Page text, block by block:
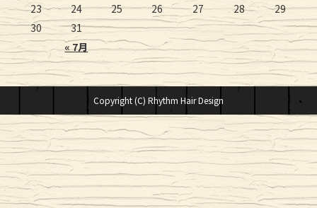
« 7月
23
24 25 26 27 28
29
30
31
Copyright (C) Rhythm Hair Design